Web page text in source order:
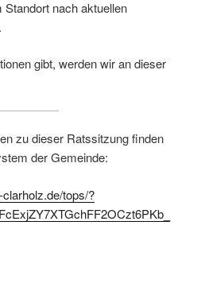
nach aktuellen
gibt, werden wir an dieser
zu dieser Ratssitzung finden
der Gemeinde:
tops/?